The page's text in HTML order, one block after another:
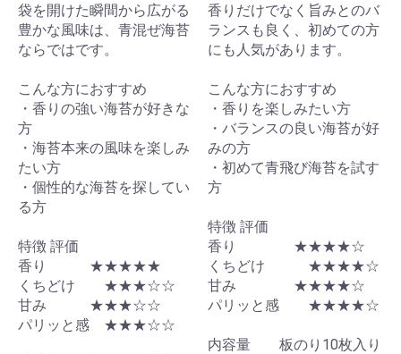
袋を開けた瞬間から広がる
豊かな風味は、青混ぜ海苔
ならではです。
こんな方におすすめ
・香りの強い海苔が好きな
方
・海苔本来の風味を楽しみ
たい方
・個性的な海苔を探してい
る方
特徴 評価
香り ★★★★★
くちどけ ★★★☆☆
甘み ★★★☆☆
パリッと感 ★★★☆☆
香りだけでなく旨みとのバ
ランスも良く、初めての方
にも人気があります。
こんな方におすすめ
・香りを楽しみたい方
・バランスの良い海苔が好
みの方
・初めて青飛び海苔を試す
方
特徴 評価
香り ★★★★☆
くちどけ ★★★★☆
甘み ★★★★☆
パリッと感 ★★★★☆
内容量 板のり10枚入り